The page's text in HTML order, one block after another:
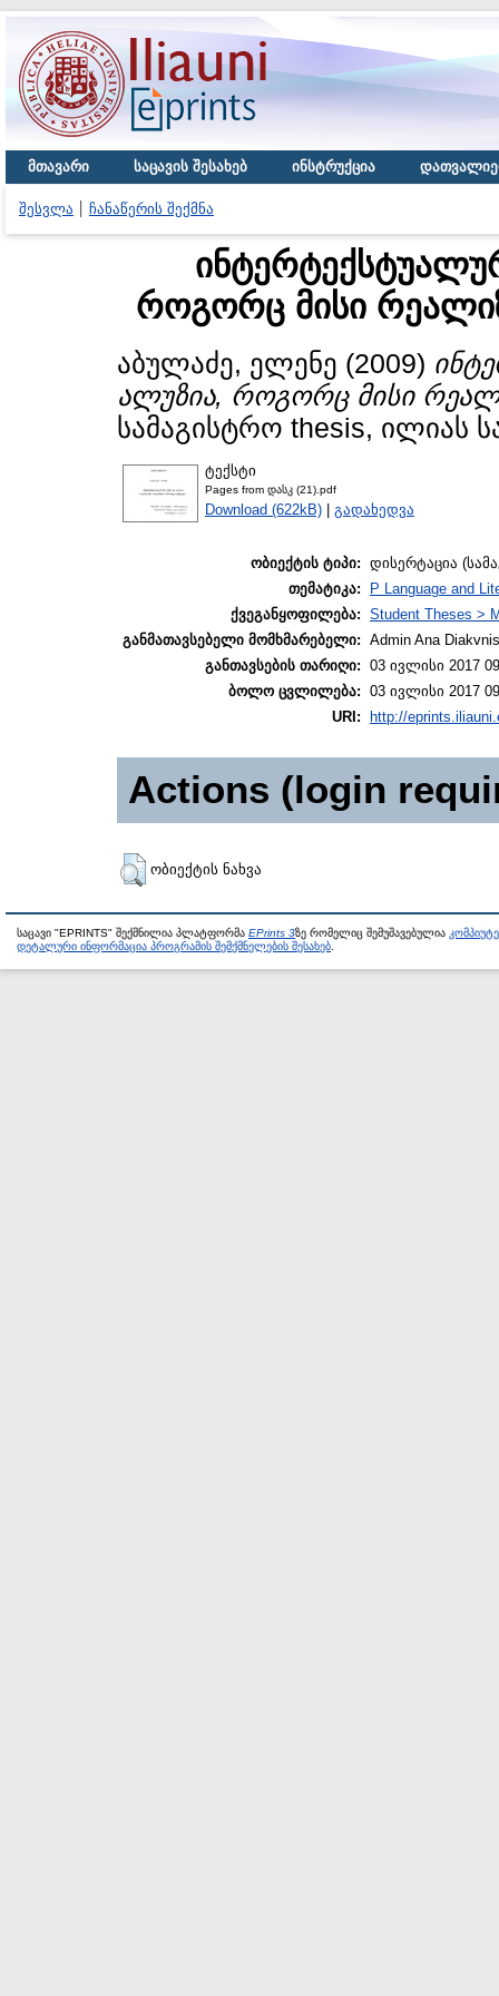
მთავარი საცავის შესახებ ინსტრუქცია
შესვლა ჩანაწერის შექმნა
როგორც მისი
აბულაძე, ელენე (2009)
ალუზია, როგორც მისი
სამაგისტრო thesis, ილიას
ტექსტი
Pages from დასკ (21).pdf
Download (622kB) | გადახედვა
ობიექტის ტიპი: დისერტაცია
თემატიკა:
P Language and
ქვეგანყოფილება: Student Theses >
განმათავსებელი მომხმარებელი: Admin Ana
განთავსების თარიღი: 03 ივლისი 2017
ბოლო ცვლილება: 03 ივლისი 2017
URI:
http://
Actions (login
ობიექტის ნახვა
საცავი "EPRINTS" შექმნილია პლატფორმა EPrints 3ზე რომელიც შემუშავებულია
დეტალური ინფორმაცია პროგრამის შემქმნელების შესახებ.